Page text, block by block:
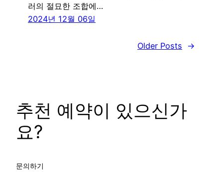
러의 절묘한 조합에…
2024년 12월 06일
Older Posts →
추천 예약이 있으신가
요?
문의하기